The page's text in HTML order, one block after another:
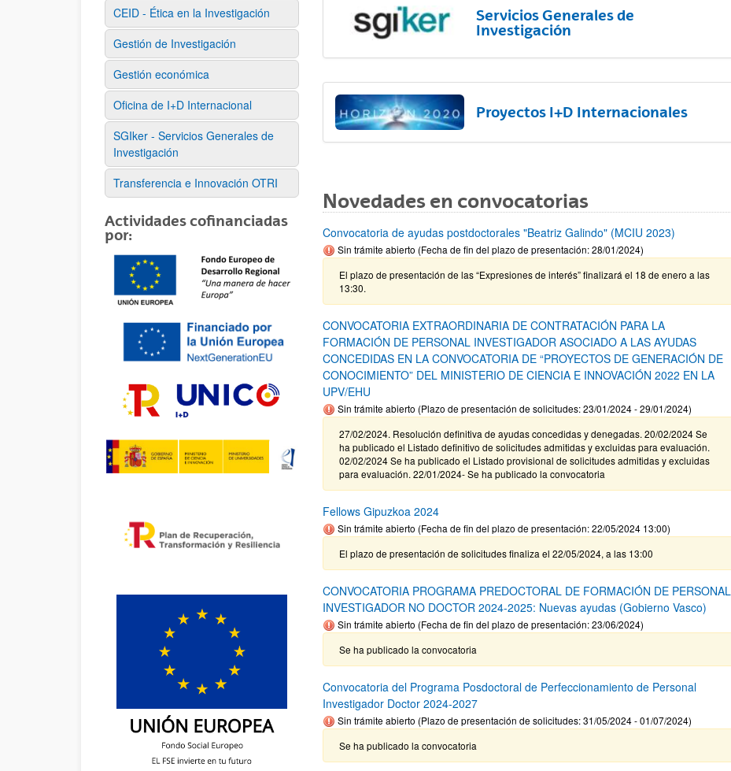
CEID - Ética en la Investigación
Gestión de Investigación
Gestión económica
Oficina de I+D Internacional
SGIker - Servicios Generales de
Investigación
Transferencia e Innovación OTRI
Actividades cofinanciadas
por:
Servicios Generales de
Investigación
Proyectos I+D Internacionales
Novedades en convocatorias
Convocatoria de ayudas postdoctorales "Beatriz Galindo" (MCIU 2023)
Sin trámite abierto (Fecha de fin del plazo de presentación: 28/01/2024)
El plazo de presentación de las “Expresiones de interés” finalizará el 18 de enero a las
13:30.
CONVOCATORIA EXTRAORDINARIA DE CONTRATACIÓN PARA LA
FORMACIÓN DE PERSONAL INVESTIGADOR ASOCIADO A LAS AYUDAS
CONCEDIDAS EN LA CONVOCATORIA DE “PROYECTOS DE GENERACIÓN DE
CONOCIMIENTO” DEL MINISTERIO DE CIENCIA E INNOVACIÓN 2022 EN LA
UPV/EHU
Sin trámite abierto (Plazo de presentación de solicitudes: 23/01/2024 - 29/01/2024)
27/02/2024. Resolución definitiva de ayudas concedidas y denegadas. 20/02/2024 Se
ha publicado el Listado definitivo de solicitudes admitidas y excluidas para evaluación.
02/02/2024 Se ha publicado el Listado provisional de solicitudes admitidas y excluidas
para evaluación. 22/01/2024- Se ha publicado la convocatoria
Fellows Gipuzkoa 2024
Sin trámite abierto (Fecha de fin del plazo de presentación: 22/05/2024 13:00)
El plazo de presentación de solicitudes finaliza el 22/05/2024, a las 13:00
CONVOCATORIA PROGRAMA PREDOCTORAL DE FORMACIÓN DE PERSONAL
INVESTIGADOR NO DOCTOR 2024-2025: Nuevas ayudas (Gobierno Vasco)
Sin trámite abierto (Fecha de fin del plazo de presentación: 23/06/2024)
Se ha publicado la convocatoria
Convocatoria del Programa Posdoctoral de Perfeccionamiento de Personal
Investigador Doctor 2024-2027
Sin trámite abierto (Plazo de presentación de solicitudes: 31/05/2024 - 01/07/2024)
Se ha publicado la convocatoria